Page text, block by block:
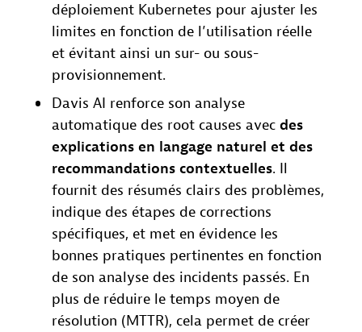
déploiement Kubernetes pour ajuster les
limites en fonction de l’utilisation réelle
et évitant ainsi un sur- ou sous-
provisionnement.
Davis AI renforce son analyse
automatique des root causes avec des
explications en langage naturel et des
recommandations contextuelles. Il
fournit des résumés clairs des problèmes,
indique des étapes de corrections
spécifiques, et met en évidence les
bonnes pratiques pertinentes en fonction
de son analyse des incidents passés. En
plus de réduire le temps moyen de
résolution (MTTR), cela permet de créer